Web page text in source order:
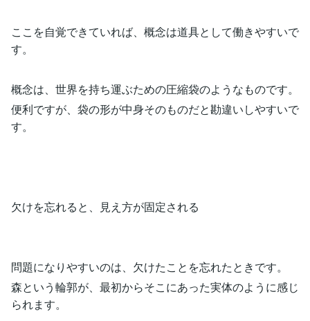
ここを自覚できていれば、概念は道具として働きやすいで
す。
概念は、世界を持ち運ぶための圧縮袋のようなものです。
便利ですが、袋の形が中身そのものだと勘違いしやすいで
す。
欠けを忘れると、見え方が固定される
問題になりやすいのは、欠けたことを忘れたときです。
森という輪郭が、最初からそこにあった実体のように感じ
られます。